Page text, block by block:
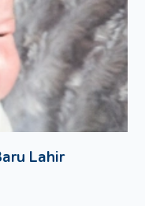
untuk
komplikasi.
secara ketat untuk
atau mengobati
usia kehamilan
ada kondisi
Lahir